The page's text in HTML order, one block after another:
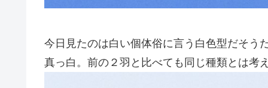
今日見たのは白い個体俗に言う白色型だそう
真っ白。前の２羽と比べても同じ種類とは考